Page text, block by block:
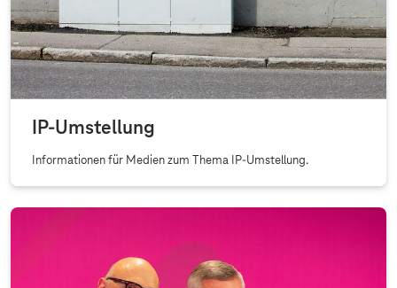
e
n
2
0
IP-Umstellung
Informationen für Medien zum Thema IP-Umstellung.